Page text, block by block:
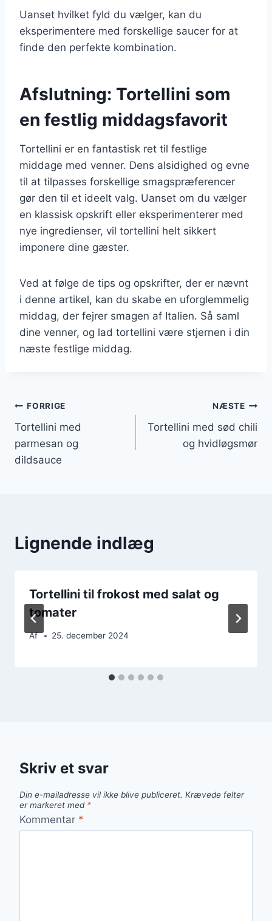
Uanset hvilket fyld du vælger, kan du
eksperimentere med forskellige saucer for at
finde den perfekte kombination.
Afslutning: Tortellini som
en festlig middagsfavorit
Tortellini er en fantastisk ret til festlige
middage med venner. Dens alsidighed og evne
til at tilpasses forskellige smagspræferencer
gør den til et ideelt valg. Uanset om du vælger
en klassisk opskrift eller eksperimenterer med
nye ingredienser, vil tortellini helt sikkert
imponere dine gæster.
Ved at følge de tips og opskrifter, der er nævnt
i denne artikel, kan du skabe en uforglemmelig
middag, der fejrer smagen af Italien. Så saml
dine venner, og lad tortellini være stjernen i din
næste festlige middag.
Indlægsnavigation
FORRIGE
Tortellini med
parmesan og
dildsauce
NÆSTE
Tortellini med sød chili
og hvidløgsmør
Lignende indlæg
Tortellini til frokost med salat og
tomater
Af 25. december 2024
Skriv et svar
Din e-mailadresse vil ikke blive publiceret. Krævede felter
er markeret med *
Kommentar *